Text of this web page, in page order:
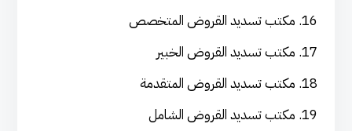
مكتب تسديد القروض المتخصص
مكتب تسديد القروض الخبير
مكتب تسديد القروض المتقدمة
مكتب تسديد القروض الشامل